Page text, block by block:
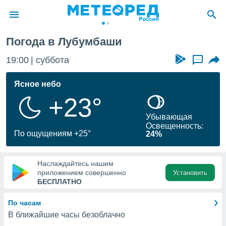
о
Вы можете
к этому
доступ
Погода в Лубумбаши
19:00 суббота ...
Ясное небо
+23°
По ощущениям +25°
Убывающая
Освещенность:
24%
Наслаждайтесь нашим
приложением совершенно
БЕСПЛАТНО
Установить
По часам
В ближайшие часы безоблачно